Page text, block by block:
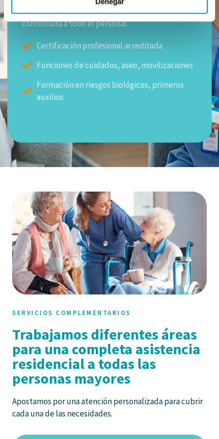
Nuestro equipo realiza formación específica
continuada a todo el personal.
Certificación profesional acreditada
Funciones de cuidados, aseo, movilizaciones
Formación en riesgos biológicos, primeros
auxilios
SERVICIOS COMPLEMENTARIOS
Trabajamos diferentes áreas
para una completa asistencia
residencial a todas las
personas mayores
Apostamos por una atención personalizada para cubrir
cada una de las necesidades.